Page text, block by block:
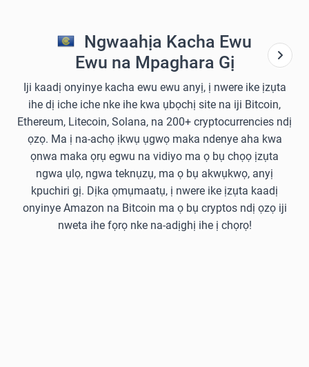
Ngwaahịa Kacha Ewu
Ewu na Mpaghara Gị
Iji kaadị onyinye kacha ewu ewu anyị, ị nwere ike ịzụta
ihe dị iche iche nke ihe kwa ụbọchị site na iji Bitcoin,
Ethereum, Litecoin, Solana, na 200+ cryptocurrencies ndị
ọzọ. Ma ị na-achọ ịkwụ ụgwọ maka ndenye aha kwa
ọnwa maka ọrụ egwu na vidiyo ma ọ bụ chọọ ịzụta
ngwa ụlọ, ngwa teknụzụ, ma ọ bụ akwụkwọ, anyị
kpuchiri gị. Dịka ọmụmaatụ, ị nwere ike ịzụta kaadị
onyinye Amazon na Bitcoin ma ọ bụ cryptos ndị ọzọ iji
nweta ihe fọrọ nke na-adịghị ihe ị chọrọ!